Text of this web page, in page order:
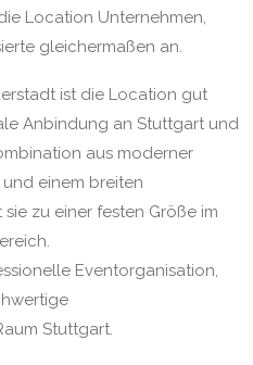
Location Unternehmen,
gleichermaßen an.
ist die Location gut
Anbindung an Stuttgart und
aus moderner
und einem breiten
zu einer festen Größe im
Eventorganisation,
Stuttgart.